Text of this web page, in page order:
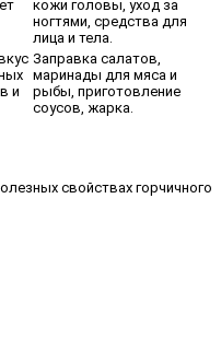
кожи головы, уход за
ногтями, средства для
лица и тела.
и
Заправка салатов,
маринады для мяса и
рыбы, приготовление
соусов, жарка.
свойствах горчичного